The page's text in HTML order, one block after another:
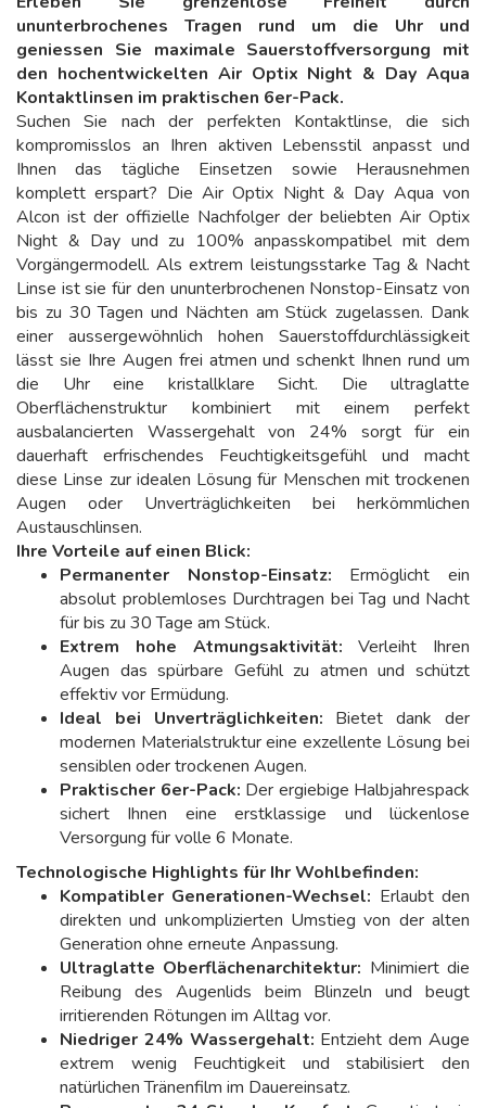
ununterbrochenes Tragen rund um die Uhr und
geniessen Sie maximale Sauerstoffversorgung mit
den hochentwickelten Air Optix Night & Day Aqua
Kontaktlinsen im praktischen 6er-Pack.
Suchen Sie nach der perfekten Kontaktlinse, die sich
kompromisslos an Ihren aktiven Lebensstil anpasst und
Ihnen das tägliche Einsetzen sowie Herausnehmen
komplett erspart? Die Air Optix Night & Day Aqua von
Alcon ist der offizielle Nachfolger der beliebten Air Optix
Night & Day und zu 100% anpasskompatibel mit dem
Vorgängermodell. Als extrem leistungsstarke Tag & Nacht
Linse ist sie für den ununterbrochenen Nonstop-Einsatz von
bis zu 30 Tagen und Nächten am Stück zugelassen. Dank
einer aussergewöhnlich hohen Sauerstoffdurchlässigkeit
lässt sie Ihre Augen frei atmen und schenkt Ihnen rund um
die Uhr eine kristallklare Sicht. Die ultraglatte
Oberflächenstruktur kombiniert mit einem perfekt
ausbalancierten Wassergehalt von 24% sorgt für ein
dauerhaft erfrischendes Feuchtigkeitsgefühl und macht
diese Linse zur idealen Lösung für Menschen mit trockenen
Augen oder Unverträglichkeiten bei herkömmlichen
Austauschlinsen.
Ihre Vorteile auf einen Blick:
Permanenter Nonstop-Einsatz: Ermöglicht ein
absolut problemloses Durchtragen bei Tag und Nacht
für bis zu 30 Tage am Stück.
Extrem hohe Atmungsaktivität: Verleiht Ihren
Augen das spürbare Gefühl zu atmen und schützt
effektiv vor Ermüdung.
Ideal bei Unverträglichkeiten: Bietet dank der
modernen Materialstruktur eine exzellente Lösung bei
sensiblen oder trockenen Augen.
Praktischer 6er-Pack: Der ergiebige Halbjahrespack
sichert Ihnen eine erstklassige und lückenlose
Versorgung für volle 6 Monate.
Technologische Highlights für Ihr Wohlbefinden:
Kompatibler Generationen-Wechsel: Erlaubt den
direkten und unkomplizierten Umstieg von der alten
Generation ohne erneute Anpassung.
Ultraglatte Oberflächenarchitektur: Minimiert die
Reibung des Augenlids beim Blinzeln und beugt
irritierenden Rötungen im Alltag vor.
Niedriger 24% Wassergehalt: Entzieht dem Auge
extrem wenig Feuchtigkeit und stabilisiert den
natürlichen Tränenfilm im Dauereinsatz.